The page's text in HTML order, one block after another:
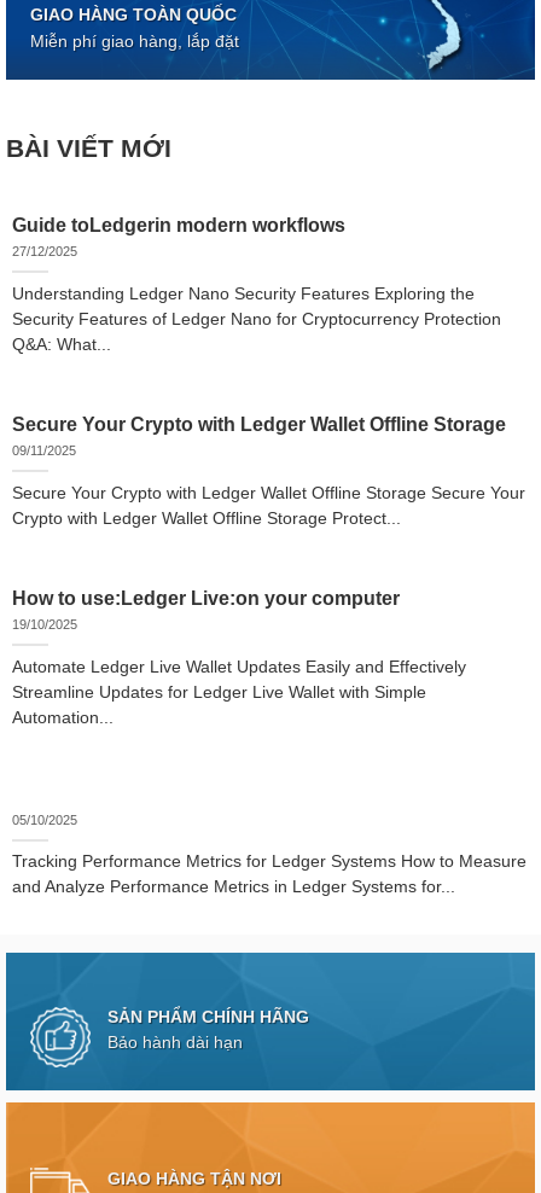
GIAO HÀNG TOÀN QUỐC
Miễn phí giao hàng, lắp đặt
BÀI VIẾT MỚI
Guide toLedgerin modern workflows
27/12/2025
Understanding Ledger Nano Security Features Exploring the
Security Features of Ledger Nano for Cryptocurrency Protection
Q&A: What...
Secure Your Crypto with Ledger Wallet Offline Storage
09/11/2025
Secure Your Crypto with Ledger Wallet Offline Storage Secure Your
Crypto with Ledger Wallet Offline Storage Protect...
How to use:Ledger Live:on your computer
19/10/2025
Automate Ledger Live Wallet Updates Easily and Effectively
Streamline Updates for Ledger Live Wallet with Simple
Automation...
05/10/2025
Tracking Performance Metrics for Ledger Systems How to Measure
and Analyze Performance Metrics in Ledger Systems for...
SẢN PHẨM CHÍNH HÃNG
Bảo hành dài hạn
GIAO HÀNG TẬN NƠI